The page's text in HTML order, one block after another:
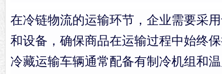
在冷链物流的运输环节，企业需要采
和设备，确保商品在运输过程中始终
冷藏运输车辆通常配备有制冷机组和